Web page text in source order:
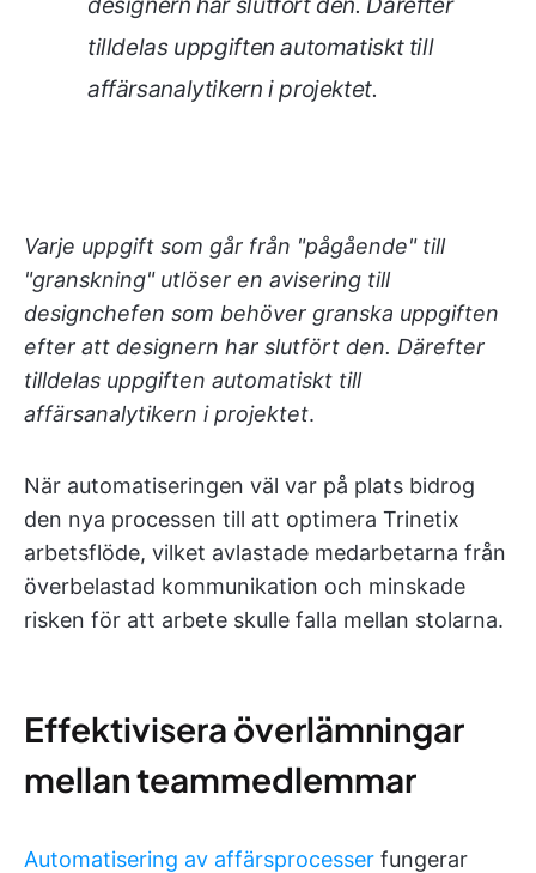
tilldelas uppgiften automatiskt till
affärsanalytikern i projektet.
Varje uppgift som går från "pågående" till
"granskning" utlöser en avisering till
designchefen som behöver granska uppgiften
efter att designern har slutfört den. Därefter
tilldelas uppgiften automatiskt till
affärsanalytikern i projektet.
När automatiseringen väl var på plats bidrog
den nya processen till att optimera Trinetix
arbetsflöde, vilket avlastade medarbetarna från
överbelastad kommunikation och minskade
risken för att arbete skulle falla mellan stolarna.
Effektivisera överlämningar
mellan teammedlemmar
Automatisering av affärsprocesser fungerar